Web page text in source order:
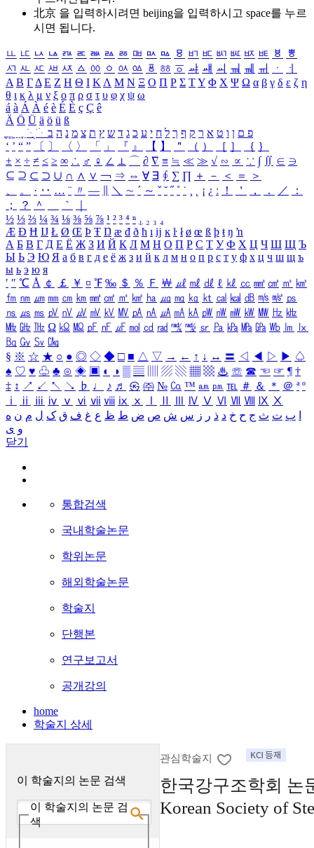
北京 을 입력하시려면 beijing을 입력하시고 space를 누르
시면 됩니다.
ㅥ ㅦ ㅧ ㅨ ㅩ ㅪ ㅫ ㅬ ㅭ ㅮ ㅯ ㅰ ㅱ ㅲ ㅳ ㅴ ㅵ ㅶ ㅷ ㅸ
ㅹ
ㅺ ㅻ ㅼ ㅽ ㅾ ㅿ ㆀ ㆁ ㆂ ㆃ ㆄ ㆅ ㆆ ㆇ ㆈ ㆉ ㆊ ㆋ ㆌ ㆍ
ㆎ
Α Β ΓΔ Ε Ζ Η Θ Ι ΚΛ Μ Ν Ξ Ο Π Ρ Σ ΤΥ Φ Χ Ψ Ω α β γ δ ε ζ η
θ ι κ λ μ ν ξ ο π ρ σ τ υ φ χ ψ ω
á à Á À é è É È ç Ç ê
Ä Ö Ü ä ö ü ß
ִֶֹ ֻּ ׁׂ פ ם ן ו ט א ר ק ף ך ל ח י ע כ ג ד ש ץ ת צ מ נ ה ב
‘ ’ “ ” 〔 〕 〈 〉 「 」 『 』 【 】 ＂ （ ） ［ ］ ｛ ｝
± × ÷ ≠ ≤ ≥ ∞ ∴ ♂ ♀ ∠ ⊥ ⌒ ∂ ∇ ≡ ≒ ≪ ≫ √ ∽ ∝ ∵ ∫ ∬ ∈ ∋
⊆ ⊇ ⊂ ⊃ ∪ ∩ ∧ ∨ ￢ ⇒ ⇔ ∀ ∃ ∮ ∑ ∏ ＋ － ＜ ＝
＞
、
。 · ‥ … ¨ 〃 ― ＼ ∼ ´ ～ ˇ ˘ ˝ ˚ ˙ ¸ ¡ ¿ ː ！ ＇ ， ． ／
：
；
？ ＾ ｀
½ ⅓ ⅔ ¼ ¾ ⅛ ⅜ ⅝ ⅞ ¹ ² ³ ⁴ ⁿ ₁ ₂ ₃ ₄
Æ Ð Ħ Ĳ Ł Ø Œ Þ Ŧ Ŋ æ đ ð ħ ı ĳ ĸ ŀ ł ø œ ß þ ŧ ŋ ŉ
А Б В Г Д Е Ё Ж З И Й К Л М Н О П Р С Т У Ф Х Ц Ч Ш Щ Ъ
Ы Ь Э Ю Я а б в г д е ё ж з и й к л м н о п р с т у ф х ц ч ш щ ъ
ы ь э ю я
′ ″ ℃ Å ￠ ￡ ￥ ¤ ℉ ‰ ＄ ％ Ｆ ￦ ㎕ ㎖ ㎗ ℓ ㎘ ㏄ ㎣ ㎤ ㎥ ㎦
㎙ ㎚ ㎛ ㎜ ㎝ ㎞ ㎟ ㎠ ㎡ ㎢ ㏊ ㎍ ㎎ ㎏ ㏏ ㎈ ㎉ ㏈ ㎧ ㎨ ㎰
㎱ ㎲ ㎳ ㎴ ㎵ ㎶ ㎷ ㎸ ㎹ ㎀ ㎁ ㎂ ㎃ ㎄ ㎺ ㎻ ㎽ ㎾ ㎿ ㎐ ㎑
㎒ ㎓ ㎔ Ω ㏀ ㏁ ㎊ ㎋ ㎌ ㏖ ㏅ ㎭ ㎮ ㎯ ㏛ ㎩ ㎪ ㎫ ㎬ ㏝ ㏐
㏓
㏃ ㏉ ㏜ ㏆
§ ※ ☆ ★ ○ ● ◎ ◇ ◆ □ ■ △ ▽ → ← ↑ ↓ ↔ 〓 ◁ ◀ ▷ ▶ ♤
♠ ♡ ♥ ♧ ♣ ⊙ ◈ ▣ ◐ ◑ ▒ ▤ ▨ ▧ ▦ ▩ ♨ ☏ ☎ ☜ ☞ ¶ †
‡ ↕ ↗ ↙ ↖ ↘ ♭ ♩ ♪ ♬ ㉿ ㈜ № ㏇ ™ ㏂ ㏘ ℡ ＃ ＆ ＊ ＠ ª º
ⅰ
ⅱ ⅲ ⅳ ⅴ ⅵ ⅶ ⅷ ⅸ ⅹ Ⅳ Ⅴ Ⅵ Ⅶ Ⅷ Ⅸ Ⅹ
ب ت ث ج ح خ د ذ ر ز س ش ص ض ط ظ ع غ ف ق ک ل م ن ه
و ی
닫기
통합검색
국내학술논문
학위논문
해외학술논문
학술지
단행본
연구보고서
공개강의
home
학술지 상세
이 학술지의 논문 검색
이 학술지의 논문 검
색
관심학술지
한국강구조학회 논
Korean Society of